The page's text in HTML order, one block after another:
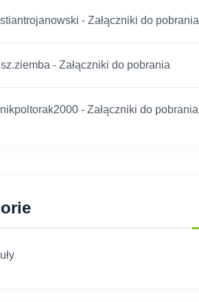
-Załączniki do pobrania
-Załączniki do pobrania
-Załączniki do pobrania